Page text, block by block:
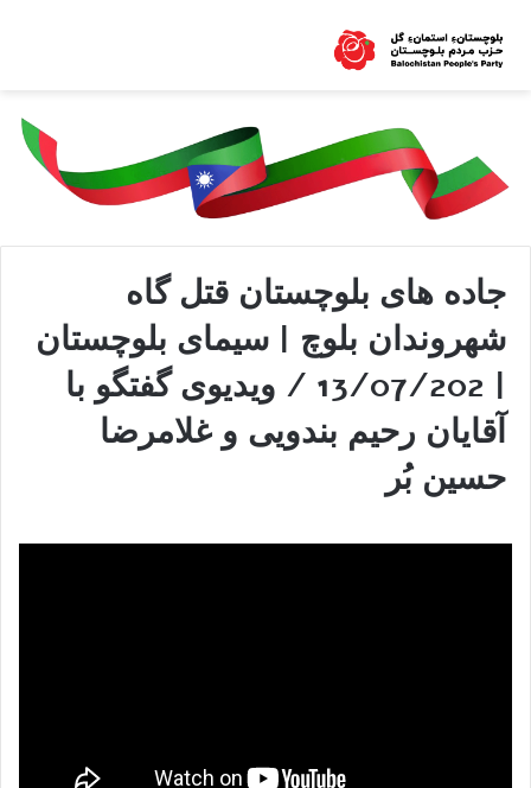
جاده های بلوچستان قتل گاه
شهروندان بلوچ | سیمای بلوچستان
| 13/07/202 / ویدیوی گفتگو با
آقایان رحیم بندویی و غلامرضا
حسین بُر